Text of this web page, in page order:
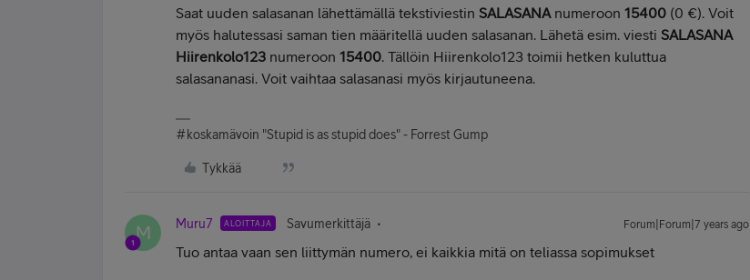
Saat uuden salasanan lähettämällä tekstiviestin SALASANA numeroon 15400 (0 €). Voit
myös halutessasi saman tien määritellä uuden salasanan. Lähetä esim. viesti SALASANA
Hiirenkolo123 numeroon 15400. Tällöin Hiirenkolo123 toimii hetken kuluttua
salasananasi. Voit vaihtaa salasanasi myös kirjautuneena.
#koskamävoin "Stupid is as stupid does" - Forrest Gump
Tykkää
M Muru7 ALOITTAJA Savumerkittäjä Forum|Forum|7 years ago
Tuo antaa vaan sen liittymän numero, ei kaikkia mitä on teliassa sopimukset